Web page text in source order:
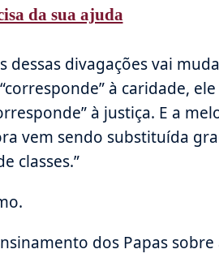
da sua ajuda
dessas divagações vai
à caridade,
à justiça. E a
vem sendo substituída
classes.”
dos Papas